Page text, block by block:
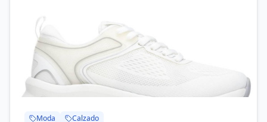
Moda Calzado